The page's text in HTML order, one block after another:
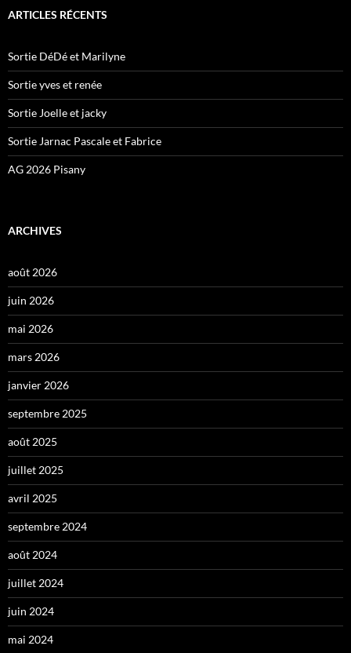
ARTICLES RÉCENTS
Sortie DéDé et Marilyne
Sortie yves et renée
Sortie Joelle et jacky
Sortie Jarnac Pascale et Fabrice
AG 2026 Pisany
ARCHIVES
août 2026
juin 2026
mai 2026
mars 2026
janvier 2026
septembre 2025
août 2025
juillet 2025
avril 2025
septembre 2024
août 2024
juillet 2024
juin 2024
mai 2024